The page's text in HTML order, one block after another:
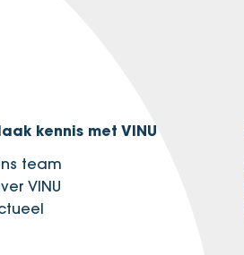
kennis met VINU
team
VINU